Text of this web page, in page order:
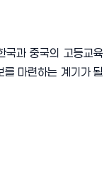
국과 중국의 고등교육
마련하는 계기가 될